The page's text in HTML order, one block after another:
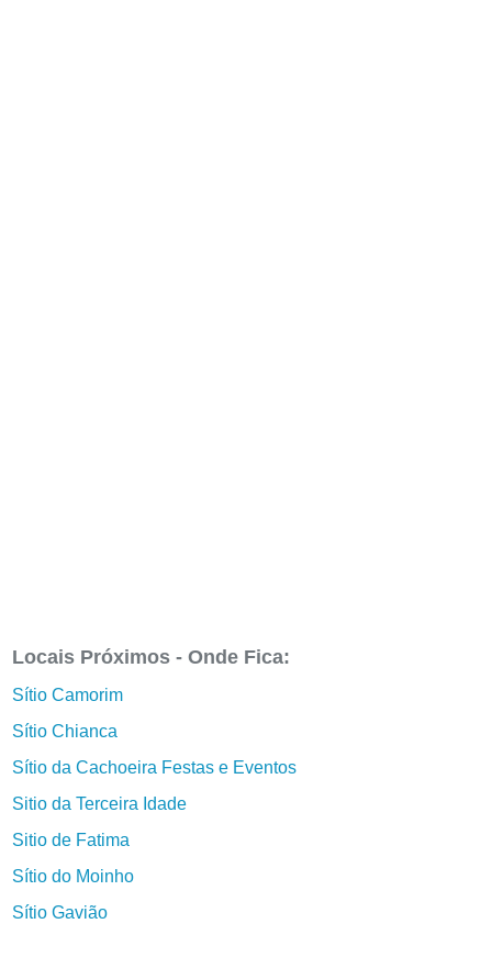
Locais Próximos - Onde Fica:
Sítio Camorim
Sítio Chianca
Sítio da Cachoeira Festas e Eventos
Sitio da Terceira Idade
Sitio de Fatima
Sítio do Moinho
Sítio Gavião